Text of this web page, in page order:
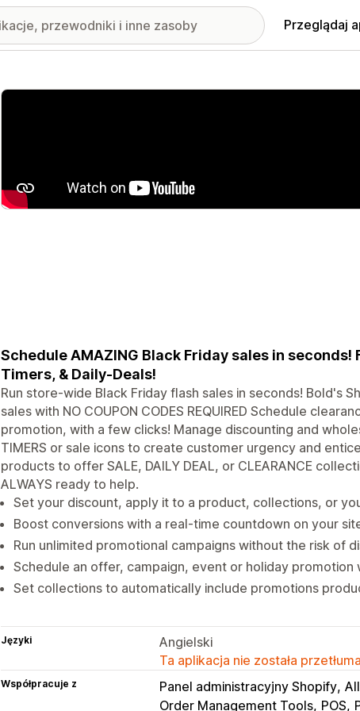
Przeglądaj
Wyróżnione obrazy w galerii
Schedule AMAZING Black Friday sales in seconds!
Timers, & Daily-Deals!
Run store-wide Black Friday flash sales in seconds! Bold's
sales with NO COUPON CODES REQUIRED Schedule
promotion, with a few clicks! Manage discounting and
TIMERS or sale icons to create customer urgency and
products to offer SALE, DAILY DEAL, or CLEARANCE
ALWAYS ready to help.
Set your discount, apply it to a product, collections, or
Boost conversions with a real-time countdown on your
Run unlimited promotional campaigns without the risk of
Schedule an offer, campaign, event or holiday promotion
Set collections to automatically include promotions
Języki
Angielski
Ta aplikacja nie została
Współpracuje z Panel administracyjny Shopify
Order Management Tools POS